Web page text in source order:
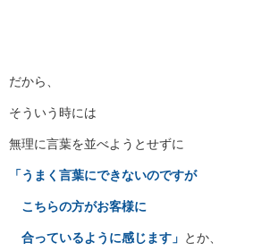
だから、
そういう時には
無理に言葉を並べようとせずに
「うまく言葉にできないのですが
こちらの方がお客様に
合っているように感じます」 とか、